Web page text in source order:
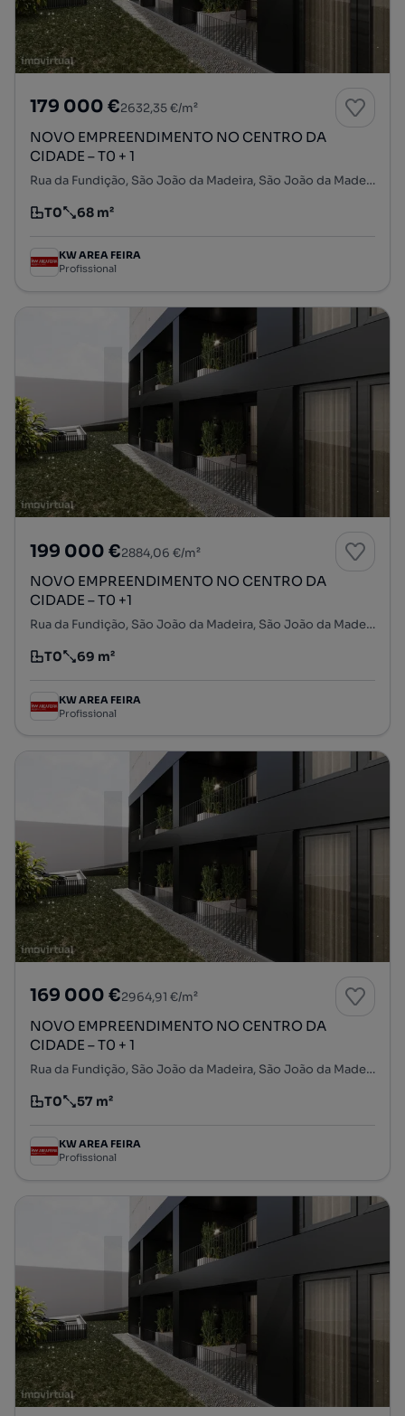
179 000 €2632,35 €/m²
NOVO EMPREENDIMENTO NO CENTRO DA
CIDADE – T0 + 1
Rua da Fundição, São João da Madeira, São João da Madeira, Aveiro
Tipologia
T0
Preço por metro quadrado
68 m²
KW AREA FEIRA
Profissional
199 000 €2884,06 €/m²
NOVO EMPREENDIMENTO NO CENTRO DA
CIDADE – T0 +1
Rua da Fundição, São João da Madeira, São João da Madeira, Aveiro
Tipologia
T0
Preço por metro quadrado
69 m²
KW AREA FEIRA
Profissional
169 000 €2964,91 €/m²
NOVO EMPREENDIMENTO NO CENTRO DA
CIDADE – T0 + 1
Rua da Fundição, São João da Madeira, São João da Madeira, Aveiro
Tipologia
T0
Preço por metro quadrado
57 m²
KW AREA FEIRA
Profissional